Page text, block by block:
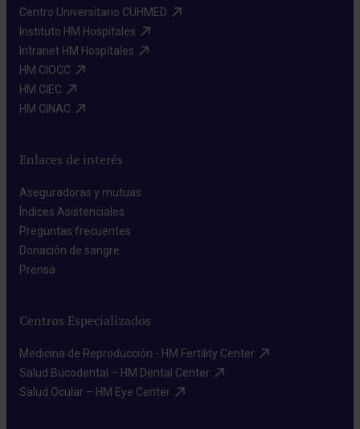
Centro Universitario CUHMED​
Instituto HM Hospitales​
Intranet HM Hospitales​
HM CIOCC​
HM CIEC​
HM CINAC​
Enlaces de interés
Aseguradoras y mutuas​
Índices Asistenciales​
Preguntas frecuentes​
Donación de sangre​
Prensa​
Centros Especializados
Medicina de Reproducción - HM Fertility Center​
Salud Bucodental – HM Dental Center​
Salud Ocular – HM Eye Center​